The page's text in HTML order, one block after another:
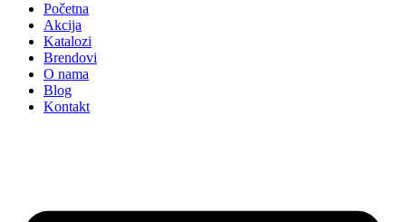
Početna
Akcija
Katalozi
Brendovi
O nama
Blog
Kontakt